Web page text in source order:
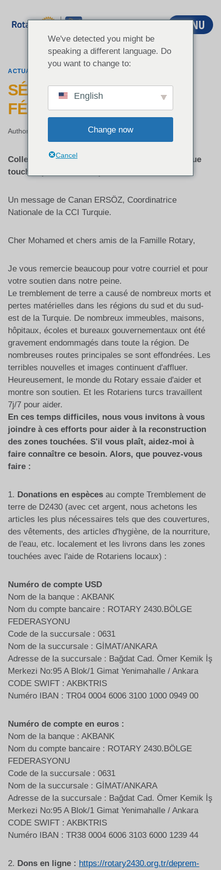
contenu
MENU
ACTUALITÉS
SÉISME EN TURQUIE – 6
FÉVRIER 2023
Author: 8 février 2023
Collecte de fonds pour aider la population turque
touchée par la catastrophe.
Un message de Canan ERSÖZ, Coordinatrice
Nationale de la CCI Turquie.
Cher Mohamed et chers amis de la Famille Rotary,
Je vous remercie beaucoup pour votre courriel et pour
votre soutien dans notre peine.
Le tremblement de terre a causé de nombreux morts et
pertes matérielles dans les régions du sud et du sud-
est de la Turquie. De nombreux immeubles, maisons,
hôpitaux, écoles et bureaux gouvernementaux ont été
gravement endommagés dans toute la région. De
nombreuses routes principales se sont effondrées. Les
terribles nouvelles et images continuent d'affluer.
Heureusement, le monde du Rotary essaie d'aider et
montre son soutien. Et les Rotariens turcs travaillent
7j/7 pour aider.
En ces temps difficiles, nous vous invitons à vous
joindre à ces efforts pour aider à la reconstruction
des zones touchées. S'il vous plaît, aidez-moi à
faire connaître ce besoin. Alors, que pouvez-vous
faire :
1. Donations en espèces au compte Tremblement de
terre de D2430 (avec cet argent, nous achetons les
articles les plus nécessaires tels que des couvertures,
des vêtements, des articles d'hygiène, de la nourriture,
de l'eau, etc. localement et les livrons dans les zones
touchées avec l'aide de Rotariens locaux) :
Numéro de compte USD
Nom de la banque : AKBANK
Nom du compte bancaire : ROTARY 2430.BÖLGE
FEDERASYONU
Code de la succursale : 0631
Nom de la succursale : GİMAT/ANKARA
Adresse de la succursale : Bağdat Cad. Ömer Kemik İş
Merkezi No:95 A Blok/1 Gimat Yenimahalle / Ankara
CODE SWIFT : AKBKTRIS
Numéro IBAN : TR04 0004 6006 3100 1000 0949 00
Numéro de compte en euros :
Nom de la banque : AKBANK
Nom du compte bancaire : ROTARY 2430.BÖLGE
FEDERASYONU
Code de la succursale : 0631
Nom de la succursale : GİMAT/ANKARA
Adresse de la succursale : Bağdat Cad. Ömer Kemik İş
Merkezi No:95 A Blok/1 Gimat Yenimahalle / Ankara
CODE SWIFT : AKBKTRIS
Numéro IBAN : TR38 0004 6006 3103 6000 1239 44
2. Dons en ligne : https://rotary2430.org.tr/deprem-
We've detected you might be
speaking a different language. Do
you want to change to:
English
Change now
Cancel